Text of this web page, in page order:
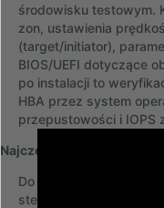
środowisku testowym.
zon, ustawienia
(target/initiator),
BIOS/UEFI dotyczące
po instalacji to
HBA przez system
przepustowości i IOPS
Najczęstsze problemy i
Do typowych
sterowników,